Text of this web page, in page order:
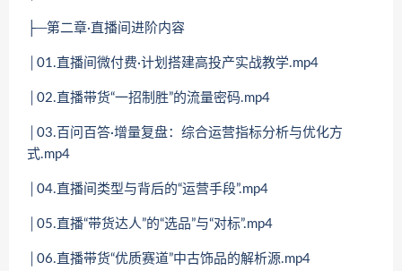
├─第二章·直播间进阶内容
│01.直播间微付费·计划搭建高投产实战教学.mp4
│02.直播带货“一招制胜”的流量密码.mp4
│03.百问百答·增量复盘：综合运营指标分析与优化方
式.mp4
│04.直播间类型与背后的“运营手段”.mp4
│05.直播“带货达人”的“选品”与“对标”.mp4
│06.直播带货“优质赛道”中古饰品的解析源.mp4